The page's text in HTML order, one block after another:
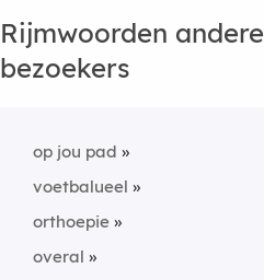
Rijmwoorden andere
bezoekers
op jou pad
voetbalueel
orthoepie
overal